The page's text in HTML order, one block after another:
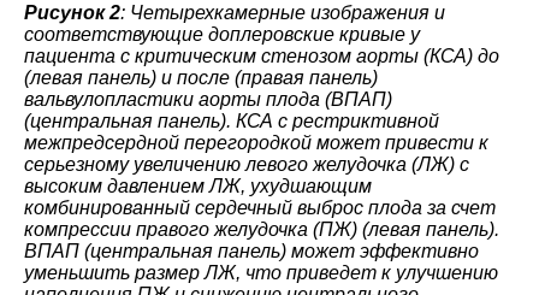
Рисунок 2: Четырехкамерные изображения и
соответствующие доплеровские кривые у
пациента с критическим стенозом аорты (КСА) до
(левая панель) и после (правая панель)
вальвулопластики аорты плода (ВПАП)
(центральная панель). КСА с рестриктивной
межпредсердной перегородкой может привести к
серьезному увеличению левого желудочка (ЛЖ) с
высоким давлением ЛЖ, ухудшающим
комбинированный сердечный выброс плода за счет
компрессии правого желудочка (ПЖ) (левая панель).
ВПАП (центральная панель) может эффективно
уменьшить размер ЛЖ, что приведет к улучшению